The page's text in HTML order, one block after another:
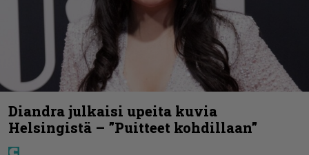
Diandra julkaisi upeita kuvia
Helsingistä – ”Puitteet kohdillaan”